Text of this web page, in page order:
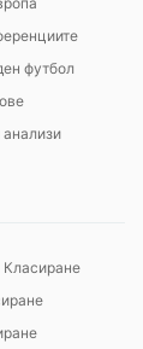
футбол